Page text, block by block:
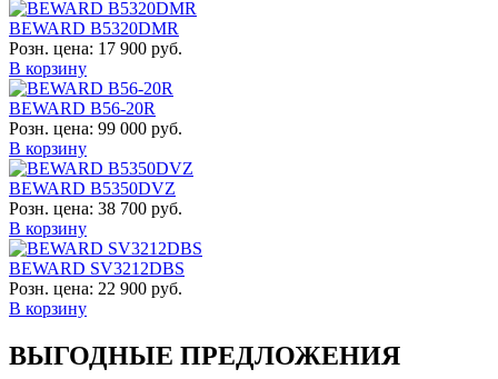
BEWARD B5320DMR
Розн. цена: 17 900 руб.
В корзину
BEWARD B56-20R
Розн. цена: 99 000 руб.
В корзину
BEWARD B5350DVZ
Розн. цена: 38 700 руб.
В корзину
BEWARD SV3212DBS
Розн. цена: 22 900 руб.
В корзину
ВЫГОДНЫЕ ПРЕДЛОЖЕНИЯ